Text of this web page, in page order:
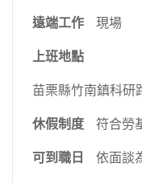
遠端工作
現場
上班地點
苗栗縣竹南鎮科研
休假制度
符合勞
可到職日
依面談